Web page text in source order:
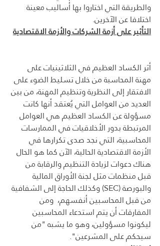
والطريقة التي اختاروا بها أساليب معينة
اختلافا عن الآخرين.
التأثير على أزمة الشركات والأزمة الاقتصادية
أثر الكساد العظيم في الثلاثينيات على
مهنة المحاسبة من خلال تسليط الضوء على
الافتقار إلى النظرية وتنظيم المهنة، من بين
العديد من العوامل التي يُعتقد أنها كانت
مسؤولة عن الكساد العظيم هي العوامل
المرتبطة بدور الأخلاقيات في الممارسات
المحاسبية، التي نجد صدى تكرارها في
الأزمة الاقتصادية الحالية، الآن كما هو الحال
هناك دعوات لزيادة التنظيم والرقابة من
قبل منظمات مثل لجنة الأوراق المالية
والبورصة (SEC) وكذلك الحاجة إلى الشفافية
من قبل المحاسبين أنفسهم،  ومن
المفارقات أن يتم استدعاء المحاسبين
ليكونوا مسؤولين، وهو ما يشبه "من
سيحكم على المشرعين".